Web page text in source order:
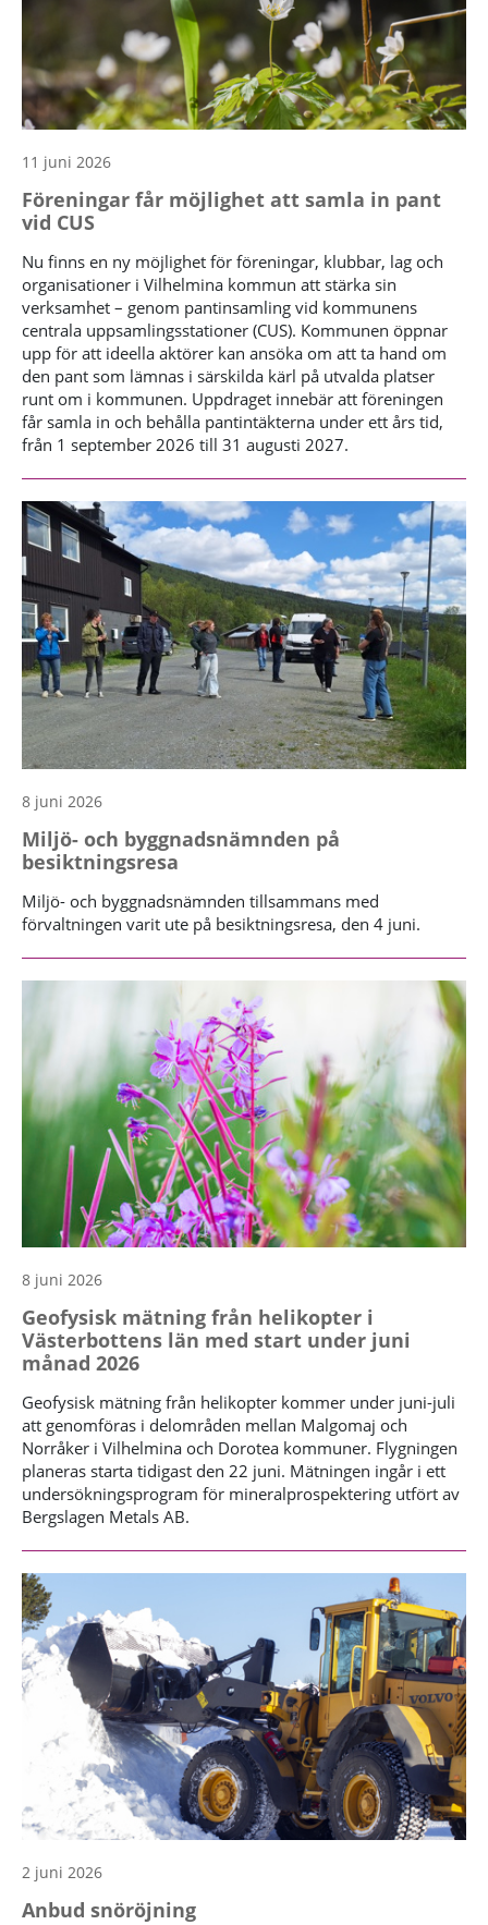
11 juni 2026
Föreningar får möjlighet att samla in pant
vid CUS
Nu finns en ny möjlighet för föreningar, klubbar, lag och
organisationer i Vilhelmina kommun att stärka sin
verksamhet – genom pantinsamling vid kommunens
centrala uppsamlingsstationer (CUS). Kommunen öppnar
upp för att ideella aktörer kan ansöka om att ta hand om
den pant som lämnas i särskilda kärl på utvalda platser
runt om i kommunen. Uppdraget innebär att föreningen
får samla in och behålla pantintäkterna under ett års tid,
från 1 september 2026 till 31 augusti 2027.
8 juni 2026
Miljö- och byggnadsnämnden på
besiktningsresa
Miljö- och byggnadsnämnden tillsammans med
förvaltningen varit ute på besiktningsresa, den 4 juni.
8 juni 2026
Geofysisk mätning från helikopter i
Västerbottens län med start under juni
månad 2026
Geofysisk mätning från helikopter kommer under juni-juli
att genomföras i delområden mellan Malgomaj och
Norråker i Vilhelmina och Dorotea kommuner. Flygningen
planeras starta tidigast den 22 juni. Mätningen ingår i ett
undersökningsprogram för mineralprospektering utfört av
Bergslagen Metals AB.
2 juni 2026
Anbud snöröjning